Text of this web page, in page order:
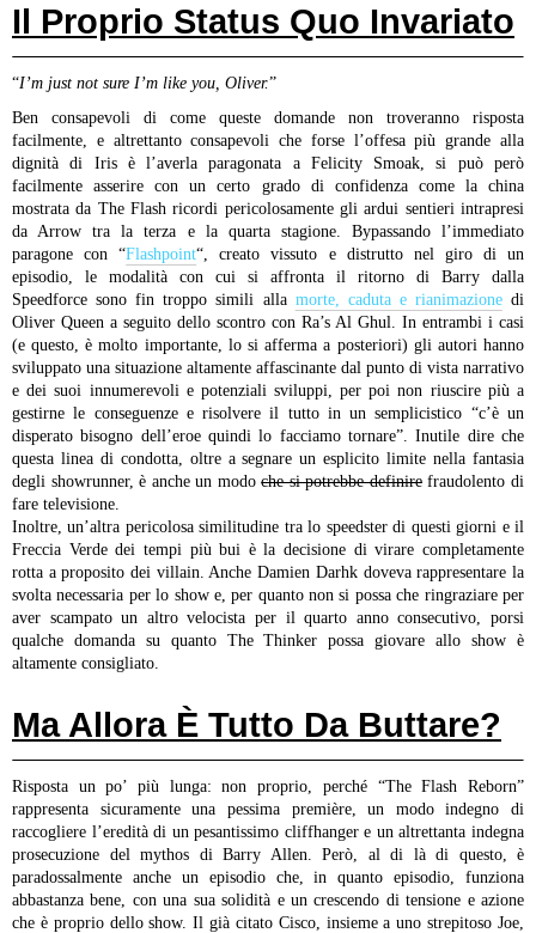
Il Proprio Status Quo Invariato
“I’m just not sure I’m like you, Oliver.”
Ben consapevoli di come queste domande non troveranno risposta
facilmente, e altrettanto consapevoli che forse l’offesa più grande alla
dignità di Iris è l’averla paragonata a Felicity Smoak, si può però
facilmente asserire con un certo grado di confidenza come la china
mostrata da The Flash ricordi pericolosamente gli ardui sentieri intrapresi
da Arrow tra la terza e la quarta stagione. Bypassando l’immediato
paragone con “Flashpoint“, creato vissuto e distrutto nel giro di un
episodio, le modalità con cui si affronta il ritorno di Barry dalla
Speedforce sono fin troppo simili alla morte, caduta e rianimazionedi
Oliver Queen a seguito dello scontro con Ra’s Al Ghul. In entrambi i casi
(e questo, è molto importante, lo si afferma a posteriori) gli autori hanno
sviluppato una situazione altamente affascinante dal punto di vista narrativo
e dei suoi innumerevoli e potenziali sviluppi, per poi non riuscire più a
gestirne le conseguenze e risolvere il tutto in un semplicistico “c’è un
disperato bisogno dell’eroe quindi lo facciamo tornare”. Inutile dire che
questa linea di condotta, oltre a segnare un esplicito limite nella fantasia
degli showrunner, è anche un modoche si potrebbe definirefraudolento di
fare televisione.
Inoltre, un’altra pericolosa similitudine tra lo speedster di questi giorni e il
Freccia Verde dei tempi più bui è la decisione di virare completamente
rotta a proposito dei villain. Anche Damien Darhk doveva rappresentare la
svolta necessaria per lo show e, per quanto non si possa che ringraziare per
aver scampato un altro velocista per il quarto anno consecutivo, porsi
qualche domanda su quanto The Thinker possa giovare allo show è
altamente consigliato.
Ma Allora È Tutto Da Buttare?
Risposta un po’ più lunga: non proprio, perché “The Flash Reborn”
rappresenta sicuramente una pessima première, un modo indegno di
raccogliere l’eredità di un pesantissimo cliffhanger e un altrettanta indegna
prosecuzione del mythos di Barry Allen. Però, al di là di questo, è
paradossalmente anche un episodio che, in quanto episodio, funziona
abbastanza bene, con una sua solidità e un crescendo di tensione e azione
che è proprio dello show. Il già citato Cisco, insieme a uno strepitoso Joe,